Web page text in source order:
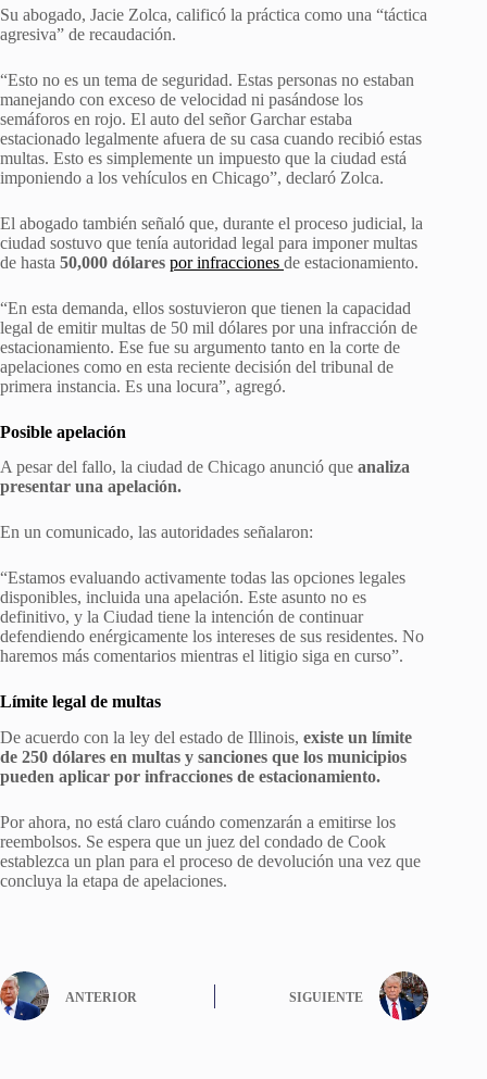
Su abogado, Jacie Zolca, calificó la práctica como una “táctica
agresiva” de recaudación.
“Esto no es un tema de seguridad. Estas personas no estaban
manejando con exceso de velocidad ni pasándose los
semáforos en rojo. El auto del señor Garchar estaba
estacionado legalmente afuera de su casa cuando recibió estas
multas. Esto es simplemente un impuesto que la ciudad está
imponiendo a los vehículos en Chicago”, declaró Zolca.
El abogado también señaló que, durante el proceso judicial, la
ciudad sostuvo que tenía autoridad legal para imponer multas
de hasta 50,000 dólares por infracciones de estacionamiento.
“En esta demanda, ellos sostuvieron que tienen la capacidad
legal de emitir multas de 50 mil dólares por una infracción de
estacionamiento. Ese fue su argumento tanto en la corte de
apelaciones como en esta reciente decisión del tribunal de
primera instancia. Es una locura”, agregó.
Posible apelación
A pesar del fallo, la ciudad de Chicago anunció que analiza
presentar una apelación.
En un comunicado, las autoridades señalaron:
“Estamos evaluando activamente todas las opciones legales
disponibles, incluida una apelación. Este asunto no es
definitivo, y la Ciudad tiene la intención de continuar
defendiendo enérgicamente los intereses de sus residentes. No
haremos más comentarios mientras el litigio siga en curso”.
Límite legal de multas
De acuerdo con la ley del estado de Illinois, existe un límite
de 250 dólares en multas y sanciones que los municipios
pueden aplicar por infracciones de estacionamiento.
Por ahora, no está claro cuándo comenzarán a emitirse los
reembolsos. Se espera que un juez del condado de Cook
establezca un plan para el proceso de devolución una vez que
concluya la etapa de apelaciones.
ANTERIOR SIGUIENTE